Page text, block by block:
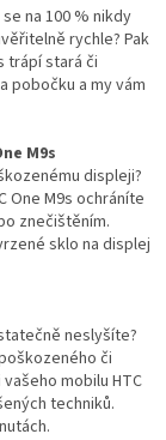
na 100 % nikdy
rychle? Pak
trápí stará či
pobočku a my vám
M9s
displeji?
One M9s ochráníte
znečištěním.
sklo na displej
neslyšíte?
či
mobilu HTC
techniků.